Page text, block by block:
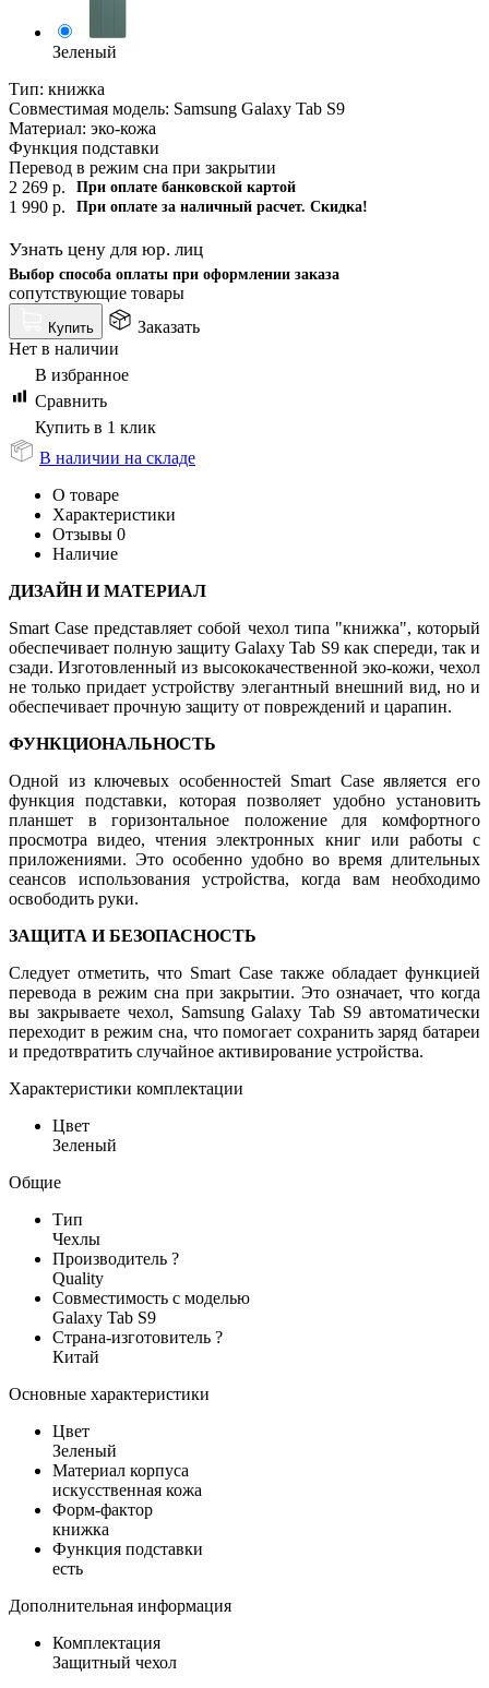
Зеленый
Тип: книжка
Совместимая модель: Samsung Galaxy Tab S9
Материал: эко-кожа
Функция подставки
Перевод в режим сна при закрытии
2 269 р. При оплате банковской картой
1 990 р. При оплате за наличный расчет. Скидка!
Узнать цену для юр. лиц
Выбор способа оплаты при оформлении заказа
сопутствующие товары
Купить
Заказать
Нет в наличии
В избранное
Сравнить
Купить в 1 клик
В наличии на складе
О товаре
Характеристики
Отзывы 0
Наличие
ДИЗАЙН И МАТЕРИАЛ
Smart Case представляет собой чехол типа "книжка", который
обеспечивает полную защиту Galaxy Tab S9 как спереди, так и
сзади. Изготовленный из высококачественной эко-кожи, чехол
не только придает устройству элегантный внешний вид, но и
обеспечивает прочную защиту от повреждений и царапин.
ФУНКЦИОНАЛЬНОСТЬ
Одной из ключевых особенностей Smart Case является его
функция подставки, которая позволяет удобно установить
планшет в горизонтальное положение для комфортного
просмотра видео, чтения электронных книг или работы с
приложениями. Это особенно удобно во время длительных
сеансов использования устройства, когда вам необходимо
освободить руки.
ЗАЩИТА И БЕЗОПАСНОСТЬ
Следует отметить, что Smart Case также обладает функцией
перевода в режим сна при закрытии. Это означает, что когда
вы закрываете чехол, Samsung Galaxy Tab S9 автоматически
переходит в режим сна, что помогает сохранить заряд батареи
и предотвратить случайное активирование устройства.
Характеристики комплектации
Цвет
Зеленый
Общие
Тип
Чехлы
Производитель ?
Quality
Совместимость c моделью
Galaxy Tab S9
Страна-изготовитель ?
Китай
Основные характеристики
Цвет
Зеленый
Материал корпуса
искусственная кожа
Форм-фактор
книжка
Функция подставки
есть
Дополнительная информация
Комплектация
Защитный чехол